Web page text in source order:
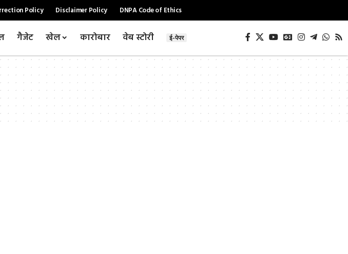
Policy Disclaimer Policy DNPA Code of Ethics
गैजेट खेल कारोबार वेब स्टोरी ई-पेपर